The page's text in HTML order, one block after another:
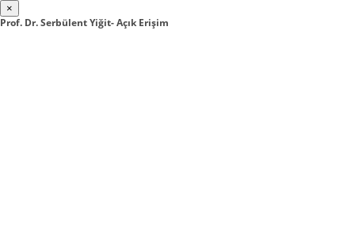
×
Prof. Dr. Serbülent Yiğit- Açık Erişim